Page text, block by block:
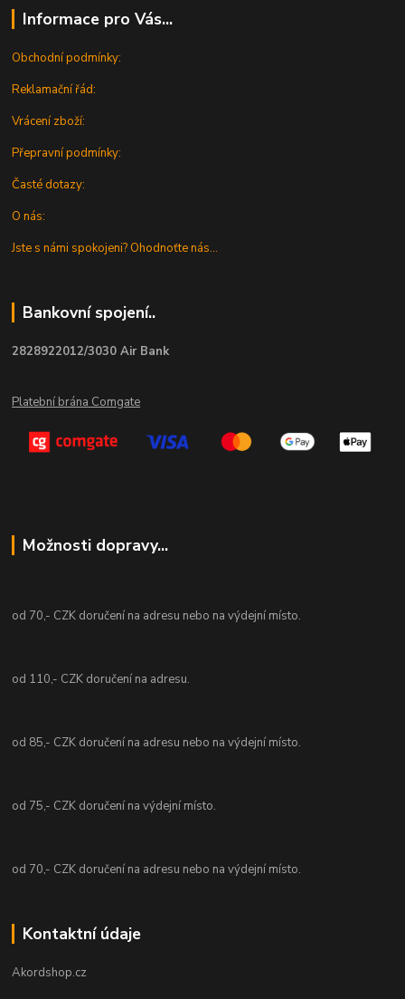
Informace pro Vás...
Obchodní podmínky:
Reklamační řád:
Vrácení zboží:
Přepravní podmínky:
Časté dotazy:
O nás:
Jste s námi spokojeni? Ohodnoťte nás...
Bankovní spojení..
2828922012/3030 Air Bank
Platební brána Comgate
Možnosti dopravy...
od 70,- CZK doručení na adresu nebo na výdejní místo.
od 110,- CZK doručení na adresu.
od 85,- CZK doručení na adresu nebo na výdejní místo.
od 75,- CZK doručení na výdejní místo.
od 70,- CZK doručení na adresu nebo na výdejní místo.
Kontaktní údaje
Akordshop.cz